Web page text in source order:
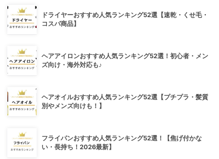
ドライヤーおすすめ人気ランキング52選【速乾・くせ毛・
コスパ商品】
ヘアアイロンおすすめ人気ランキング52選！初心者・メン
ズ向け・海外対応も♪
ヘアオイルおすすめ人気ランキング52選【プチプラ・髪質
別やメンズ向けも！】
フライパンおすすめ人気ランキング52選！【焦げ付かな
い・長持ち！2026最新】